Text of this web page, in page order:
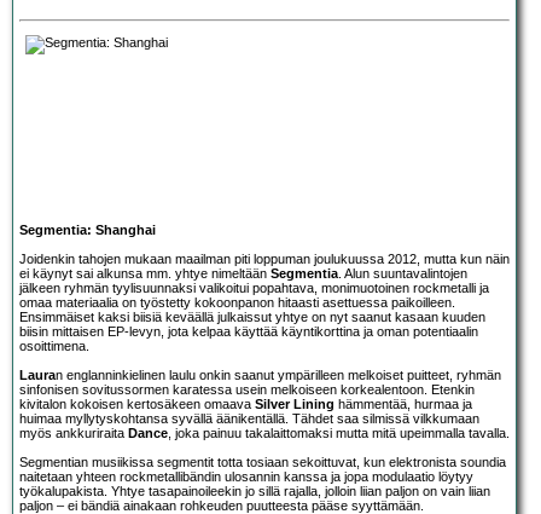
Segmentia: Shanghai
Joidenkin tahojen mukaan maailman piti loppuman joulukuussa 2012, mutta kun näin
ei käynyt sai alkunsa mm. yhtye nimeltään Segmentia . Alun suuntavalintojen
jälkeen ryhmän tyylisuunnaksi valikoitui popahtava, monimuotoinen rockmetalli ja
omaa materiaalia on työstetty kokoonpanon hitaasti asettuessa paikoilleen.
Ensimmäiset kaksi biisiä keväällä julkaissut yhtye on nyt saanut kasaan kuuden
biisin mittaisen EP-levyn, jota kelpaa käyttää käyntikorttina ja oman potentiaalin
osoittimena.
Lauran englanninkielinen laulu onkin saanut ympärilleen melkoiset puitteet, ryhmän
sinfonisen sovitussormen karatessa usein melkoiseen korkealentoon. Etenkin
kivitalon kokoisen kertosäkeen omaava Silver Lining hämmentää, hurmaa ja
huimaa myllytyskohtansa syvällä äänikentällä. Tähdet saa silmissä vilkkumaan
myös ankkuriraita Dance , joka painuu takalaittomaksi mutta mitä upeimmalla tavalla.
Segmentian musiikissa segmentit totta tosiaan sekoittuvat, kun elektronista soundia
naitetaan yhteen rockmetallibändin ulosannin kanssa ja jopa modulaatio löytyy
työkalupakista. Yhtye tasapainoileekin jo sillä rajalla, jolloin liian paljon on vain liian
paljon – ei bändiä ainakaan rohkeuden puutteesta pääse syyttämään.